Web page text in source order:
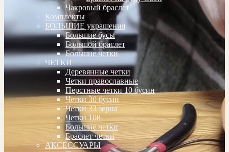
Чакровый браслет
Комплекты
БОЛЬШИЕ украшения
Большие бусы
Большой браслет
Большие четки
ЧЕТКИ
Деревянные четки
Четки православные
Перстные четки 10 бусин
Четки 30 бусин
Четки 33 зерна
Четки 108
Большие четки
Браслет четки
АКСЕССУАРЫ